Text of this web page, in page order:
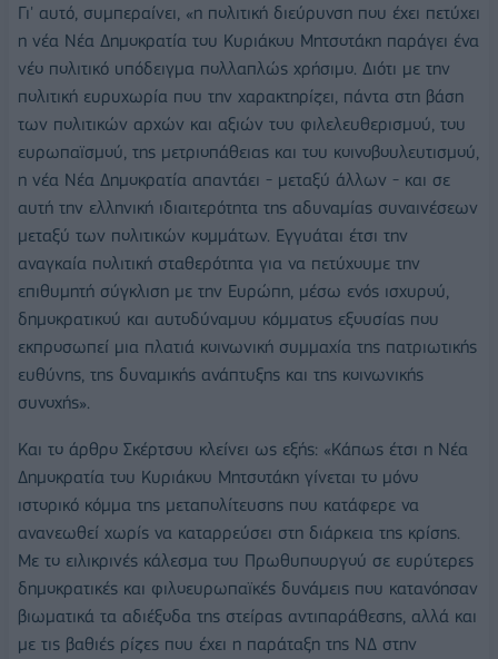
Γι' αυτό, συμπεραίνει, «η πολιτική διεύρυνση που έχει πετύχει
η νέα Νέα Δημοκρατία του Κυριάκου Μητσοτάκη παράγει ένα
νέο πολιτικό υπόδειγμα πολλαπλώς χρήσιμο. Διότι με την
πολιτική ευρυχωρία που την χαρακτηρίζει, πάντα στη βάση
των πολιτικών αρχών και αξιών του φιλελευθερισμού, του
ευρωπαϊσμού, της μετριοπάθειας και του κοινοβουλευτισμού,
η νέα Νέα Δημοκρατία απαντάει - μεταξύ άλλων - και σε
αυτή την ελληνική ιδιαιτερότητα της αδυναμίας συναινέσεων
μεταξύ των πολιτικών κομμάτων. Εγγυάται έτσι την
αναγκαία πολιτική σταθερότητα για να πετύχουμε την
επιθυμητή σύγκλιση με την Ευρώπη, μέσω ενός ισχυρού,
δημοκρατικού και αυτοδύναμου κόμματος εξουσίας που
εκπροσωπεί μια πλατιά κοινωνική συμμαχία της πατριωτικής
ευθύνης, της δυναμικής ανάπτυξης και της κοινωνικής
συνοχής».
Και το άρθρο Σκέρτσου κλείνει ως εξής: «Κάπως έτσι η Νέα
Δημοκρατία του Κυριάκου Μητσοτάκη γίνεται το μόνο
ιστορικό κόμμα της μεταπολίτευσης που κατάφερε να
ανανεωθεί χωρίς να καταρρεύσει στη διάρκεια της κρίσης.
Με το ειλικρινές κάλεσμα του Πρωθυπουργού σε ευρύτερες
δημοκρατικές και φιλοευρωπαϊκές δυνάμεις που κατανόησαν
βιωματικά τα αδιέξοδα της στείρας αντιπαράθεσης, αλλά και
με τις βαθιές ρίζες που έχει η παράταξη της ΝΔ στην